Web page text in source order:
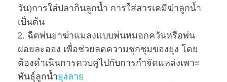
วัน)การใส่ปลากินลูกนํ้า การใส่สารเคมีฆ่าลูกนํ้า
เป็นต้น
2. ฉีดพ่นยาฆ่าแมลงแบบพ่นหมอกควันหรือพ่น
ฝอยละออง เพื่อช่วยลดความชุกชุมของยุง โดย
ต้องดำเนินการควบคู่ไปกับการกำจัดแหล่งเพาะ
พันธุ์ลูกนํ้ายุงลาย